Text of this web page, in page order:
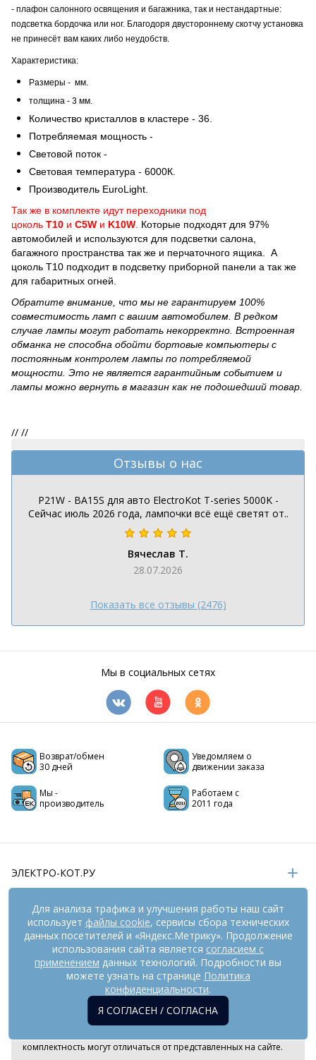
- плафон салонного освящения и багажника, так и нестандартные:
подсветка бордочка или ног. Благодоря двустороннему скотчу установка
не принесёт вам каких либо неудобств.
Характеристика:
Размеры - мм.
толщина - 3 мм.
Количество кристаллов в кластере - 36.
Потребляемая мощность -
Световой поток -
Световая температура - 6000К.
Производитель EuroLight.
Так же в комплекте идут переходники под
цоколь Т10 и С5W и K10W Которые подходят для 97%
автомобилей и используются для подсветки салона,
багажного пространства так же и перчаточного ящика. А
цоколь Т10 подходит в подсветку приборной панели а так же
для габаритных огней.
Обратите внимание, что мы не гарантируем 100%
совместимость ламп с вашим автомобилем. В редком
случае лампы могут работать некорректно. Встроенная
обманка не способна обойти бортовые компьютеры с
постоянным контролем лампы по потребляемой
мощности. Это не является гарантийным событием и
лампы можно вернуть в магазин как не подошедший товар.
// //
Отзывы о нас
P21W - BA15S для авто ElectroKot T-series 5000K -
Сейчас июль 2026 года, лампочки всё ещё светят от..
Вячеслав Т.
28.07.2026
Показать все отзывы (2476)
Мы в социальных сетях
Возврат/обмен
30 дней
Уведомляем о
движении заказа
Мы -
производитель
Работаем с
2011 года
ЭЛЕКТРО-КОТ.РУ
ИНФОРМАЦИЯ
РЕКВИЗИТЫ
На информационном ресурсе применяются
рекомендательные технологии (информационные технологии
предоставления информации на основе сбора,
систематизации и анализа сведений, относящихся к
предпочтениям пользователей сети «Интернет», находящихся
комплектность могут отличаться от представленных на сайте.
Для анализа трафика и улучшения работы наш сайт
использует файлы cookie, сервисы сбора технических
данных посетителей и «Яндекс.Метрику». Продолжение
использования сайта является согласием с
применением данных технологий. Подробности вы
можете узнать на странице Политика
конфиденциальности.
Я СОГЛАСЕН / СОГЛАСНА